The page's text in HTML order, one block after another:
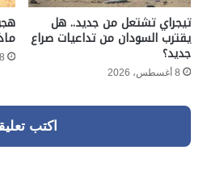
تيجراي تشتعل من جديد.. هل
يقترب السودان من تداعيات صراع
جديد؟
8 أغسطس، 2026
8 أغسطس، 2026
اكتب